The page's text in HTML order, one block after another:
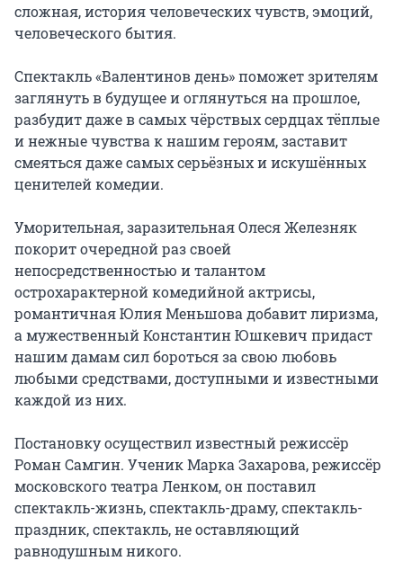
сложная, история человеческих чувств, эмоций,
человеческого бытия.
Спектакль «Валентинов день» поможет зрителям
заглянуть в будущее и оглянуться на прошлое,
разбудит даже в самых чёрствых сердцах тёплые
и нежные чувства к нашим героям, заставит
смеяться даже самых серьёзных и искушённых
ценителей комедии.
Уморительная, заразительная Олеся Железняк
покорит очередной раз своей
непосредственностью и талантом
острохарактерной комедийной актрисы,
романтичная Юлия Меньшова добавит лиризма,
а мужественный Константин Юшкевич придаст
нашим дамам сил бороться за свою любовь
любыми средствами, доступными и известными
каждой из них.
Постановку осуществил известный режиссёр
Роман Самгин. Ученик Марка Захарова, режиссёр
московского театра Ленком, он поставил
спектакль-жизнь, спектакль-драму, спектакль-
праздник, спектакль, не оставляющий
равнодушным никого.